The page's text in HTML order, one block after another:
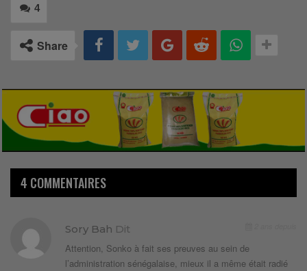
4
Share
4 COMMENTAIRES
Sory Bah Dit
Attention, Sonko à fait ses preuves au sein de
l’administration sénégalaise, mieux il a même était radié